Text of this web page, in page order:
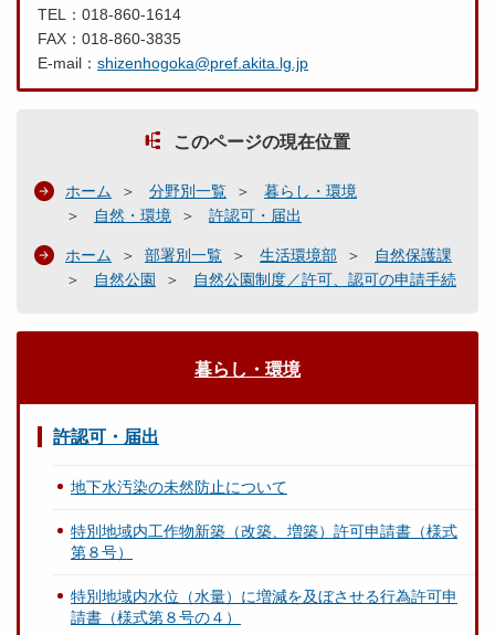
TEL：018-860-1614
FAX：018-860-3835
E-mail： shizenhogoka@pref.akita.lg.jp
このページの現在位置
ホーム 分野別一覧
暮らし・環境
自然・環境
許認可・届出
ホーム 部署別一覧 生活環境部
自然保護課
自然公園
自然公園制度／許可、認可の申請手続
暮らし・環境
許認可・届出
地下水汚染の未然防止について
特別地域内工作物新築（改築、増築）許可申請書（様式
第８号）
特別地域内水位（水量）に増減を及ぼさせる行為許可申
請書（様式第８号の４）